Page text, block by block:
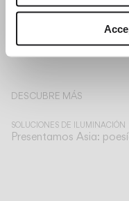
DESCUBRE MÁS
Más información sobre
SOLUCIONES DE ILUMINACIÓN
Presentamos Asia: